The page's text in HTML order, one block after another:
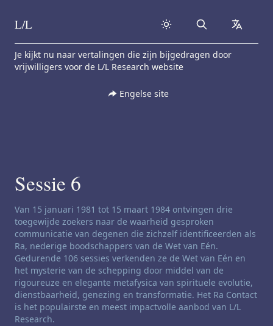
Skip to content
L/L Search
Je kijkt nu naar vertalingen die zijn bijgedragen door
vrijwilligers voor de L/L Research website
Engelse site
Sessie 6
Disclaimer voor zenders:
Van 15 januari 1981 tot 15 maart 1984 ontvingen drie
toegewijde zoekers naar de waarheid gesproken
communicatie van degenen die zichzelf identificeerden als
Ra, nederige boodschappers van de Wet van Eén.
Gedurende 106 sessies verkenden ze de Wet van Eén en
het mysterie van de schepping door middel van de
rigoureuze en elegante metafysica van spirituele evolutie,
dienstbaarheid, genezing en transformatie. Het Ra Contact
is het populairste en meest impactvolle aanbod van L/L
Research.